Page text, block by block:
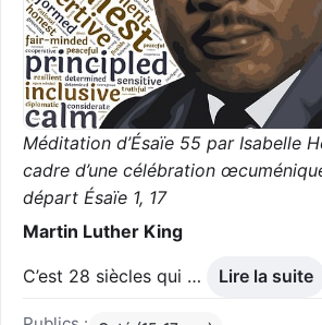
Méditation d’Ésaïe 55 par Isabelle
cadre d’une célébration
départ Ésaïe 1, 17
Martin Luther King
C’est 28 siècles qui … Lire la suite